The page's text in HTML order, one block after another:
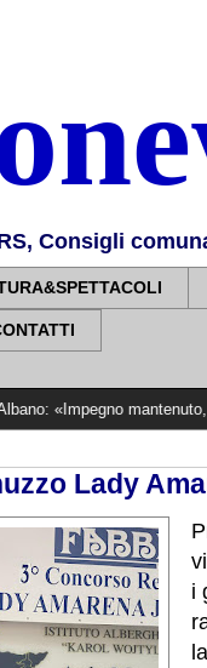
Consigli
mantenuto, siamo vicini
Lady
i